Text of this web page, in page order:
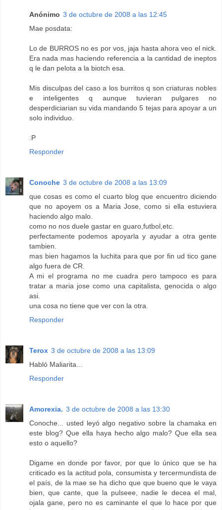
Anónimo 3 de octubre de 2008 a las 12:45
Mae posdata:
Lo de BURROS no es por vos, jaja hasta ahora veo el nick.
Era nada mas haciendo referencia a la cantidad de ineptos
q le dan pelota a la biotch esa.
Mis disculpas del caso a los burritos q son criaturas nobles
e inteligentes q aunque tuvieran pulgares no
desperdiciarian su vida mandando 5 tejas para apoyar a un
solo individuo.
:P
Responder
Conoche 3 de octubre de 2008 a las 13:09
que cosas es como el cuarto blog que encuentro diciendo
que no apoyem os a Maria Jose, como si ella estuviera
haciendo algo malo.
como no nos duele gastar en guaro,futbol,etc.
perfectamente podemos apoyarla y ayudar a otra gente
tambien.
mas bien hagamos la luchita para que por fin ud tico gane
algo fuera de CR.
A mi el programa no me cuadra pero tampoco es para
tratar a maria jose como una capitalista, genocida o algo
asi.
una cosa no tiene que ver con la otra.
Responder
Terox 3 de octubre de 2008 a las 13:09
Habló Maliarita...
Responder
Amorexia. 3 de octubre de 2008 a las 13:30
Conoche... usted leyó algo negativo sobre la chamaka en
este blog? Que ella haya hecho algo malo? Que ella sea
esto o aquello?
Digame en donde por favor, por que lo único que se ha
criticado es la actitud pola, consumista y tercermundista de
el país, de la mae se ha dicho que que bueno que le vaya
bien, que cante, que la pulseee, nadie le decea el mal,
ojala gane, pero no es caminante el que lo hace por que